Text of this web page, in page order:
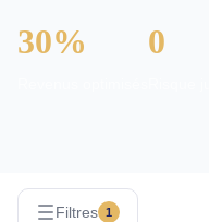
30% 0
Filtres 1